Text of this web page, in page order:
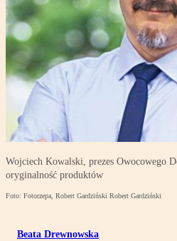
Wojciech Kowalski, prezes Owocowego
oryginalność produktów
Foto: Fotorzepa, Robert Gardziński Robert Gardziński
Beata Drewnowska